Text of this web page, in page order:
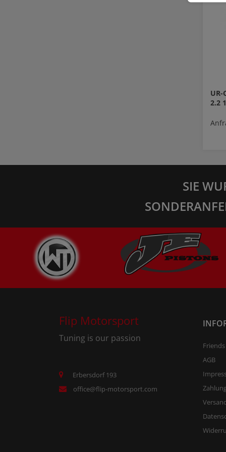
UR-
2.2
SIE
Flip Motorsport
Tuning is our passion
Erbersdorf 193
office@flip-motorsport.com
Friends
AGB